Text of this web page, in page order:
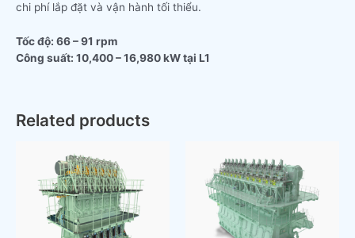
chi phí lắp đặt và vận hành tối thiểu.
Tốc độ: 66 – 91 rpm
Công suất: 10,400 – 16,980 kW tại L1
Related products